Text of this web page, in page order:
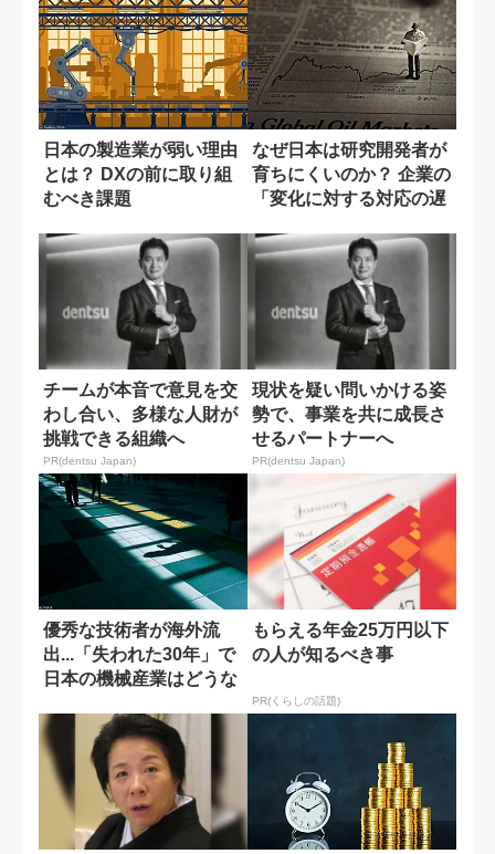
日本の製造業が弱い理由
とは？ DXの前に取り組
むべき課題
なぜ日本は研究開発者が
育ちにくいのか？ 企業の
「変化に対する対応の遅
チームが本音で意見を交
わし合い、多様な人財が
挑戦できる組織へ
PR(dentsu Japan)
現状を疑い問いかける姿
勢で、事業を共に成長さ
せるパートナーへ
PR(dentsu Japan)
優秀な技術者が海外流
出...「失われた30年」で
日本の機械産業はどうな
もらえる年金25万円以下
の人が知るべき事
PR(くらしの話題)